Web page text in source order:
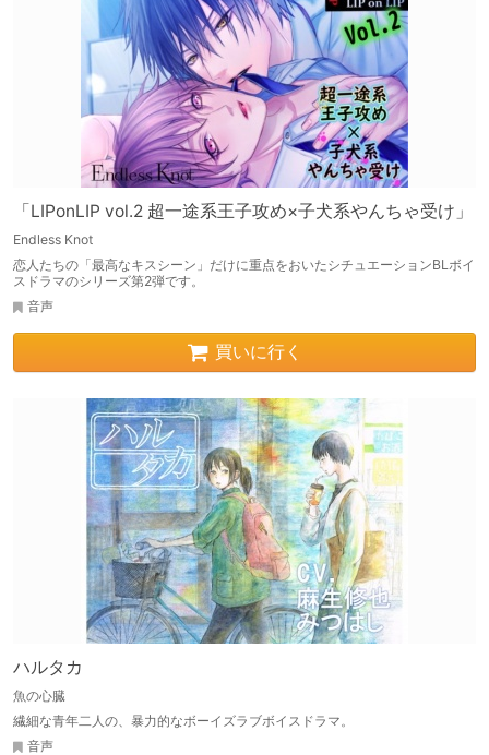
「LIPonLIP vol.2 超一途系王子攻め×子犬系やんちゃ受け」
Endless Knot
恋人たちの「最高なキスシーン」だけに重点をおいたシチュエーションBLボイ
スドラマのシリーズ第2弾です。
音声
買いに行く
ハルタカ
魚の心臓
繊細な青年二人の、暴力的なボーイズラブボイスドラマ。
音声